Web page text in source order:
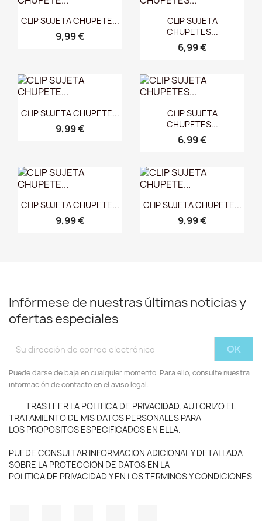
 Vista rápida
CLIP SUJETA CHUPETE...
9,99 €
Vista rápida
CLIP SUJETA
CHUPETES...
6,99 €
 Vista rápida
CLIP SUJETA CHUPETE...
9,99 €
Vista rápida
CLIP SUJETA
CHUPETES...
6,99 €
 Vista rápida
CLIP SUJETA CHUPETE...
9,99 €
 Vista rápida
CLIP SUJETA CHUPETE...
9,99 €
Infórmese de nuestras últimas noticias y
ofertas especiales
Puede darse de baja en cualquier momento. Para ello, consulte nuestra
información de contacto en el aviso legal.
TRAS LEER LA POLITICA DE PRIVACIDAD, AUTORIZO EL
TRATAMIENTO DE MIS DATOS PERSONALES PARA
LOS PROPOSITOS ESPECIFICADOS EN ELLA.
PUEDE CONSULTAR INFORMACION ADICIONAL Y DETALLADA
SOBRE LA PROTECCION DE DATOS EN LA
POLITICA DE PRIVACIDAD Y EN LOS TERMINOS Y CONDICIONES